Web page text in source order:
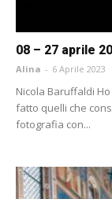
08 – 27 aprile
Alina - 6 Aprile 2023
Nicola Baruffaldi
fatto quelli che
fotografia con...